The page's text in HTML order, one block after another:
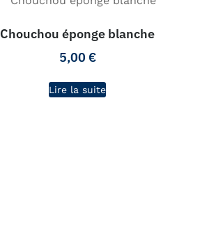
Chouchou éponge blanche
5,00 €
Lire la suite